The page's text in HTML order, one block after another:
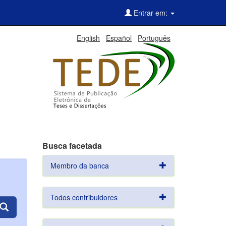
Entrar em:
English Español Português
Busca facetada
Membro da banca
Todos contribuidores